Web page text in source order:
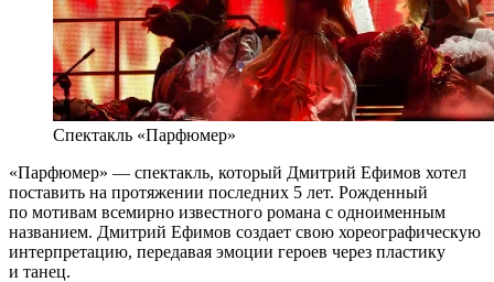
Спектакль «Парфюмер»
«Парфюмер» — спектакль, который Дмитрий Ефимов хотел
поставить на протяжении последних 5 лет. Рожденный
по мотивам всемирно известного романа с одноименным
названием. Дмитрий Ефимов создает свою хореографическую
интерпретацию, передавая эмоции героев через пластику
и танец.